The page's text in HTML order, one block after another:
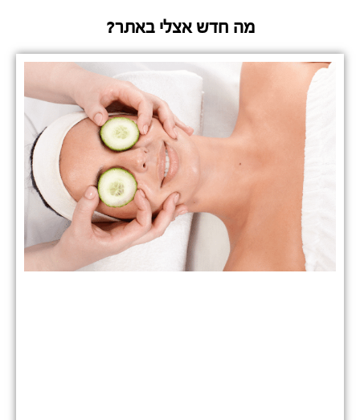
מה חדש אצלי באתר?